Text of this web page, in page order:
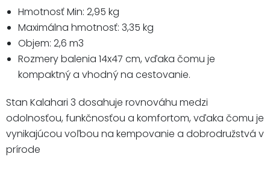
Hmotnosť Min: 2,95 kg
Maximálna hmotnosť: 3,35 kg
Objem: 2,6 m3
Rozmery balenia 14x47 cm, vďaka čomu je
kompaktný a vhodný na cestovanie.
Stan Kalahari 3 dosahuje rovnováhu medzi
odolnosťou, funkčnosťou a komfortom, vďaka čomu je
vynikajúcou voľbou na kempovanie a dobrodružstvá v
prírode